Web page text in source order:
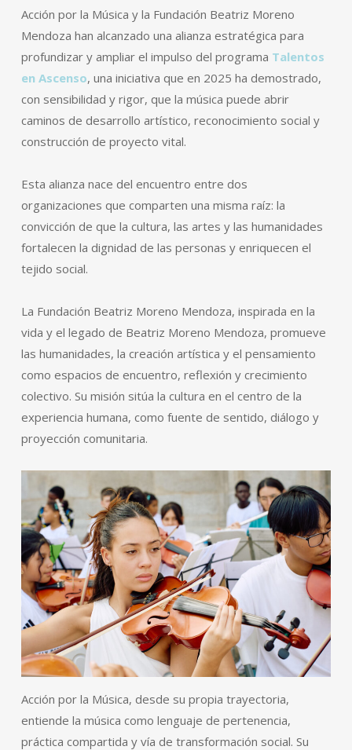
Acción por la Música y la Fundación Beatriz Moreno
Mendoza han alcanzado una alianza estratégica para
profundizar y ampliar el impulso del programa Talentos
en Ascenso, una iniciativa que en 2025 ha demostrado,
con sensibilidad y rigor, que la música puede abrir
caminos de desarrollo artístico, reconocimiento social y
construcción de proyecto vital.
Esta alianza nace del encuentro entre dos
organizaciones que comparten una misma raíz: la
convicción de que la cultura, las artes y las humanidades
fortalecen la dignidad de las personas y enriquecen el
tejido social.
La Fundación Beatriz Moreno Mendoza, inspirada en la
vida y el legado de Beatriz Moreno Mendoza, promueve
las humanidades, la creación artística y el pensamiento
como espacios de encuentro, reflexión y crecimiento
colectivo. Su misión sitúa la cultura en el centro de la
experiencia humana, como fuente de sentido, diálogo y
proyección comunitaria.
Acción por la Música, desde su propia trayectoria,
entiende la música como lenguaje de pertenencia,
práctica compartida y vía de transformación social. Su